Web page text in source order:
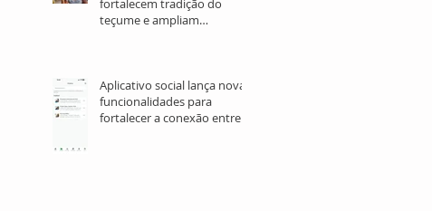
fortalecem tradição do
teçume e ampliam
Aplicativo social lança novas
funcionalidades para
fortalecer a conexão entre